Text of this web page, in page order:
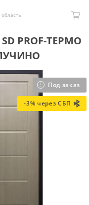
PROF-ТЕРМО
Под заказ
-3% через СБП